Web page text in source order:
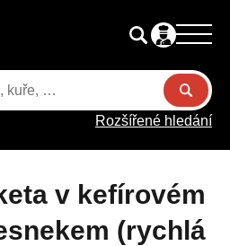
Rozšířené hledání
(rychlá